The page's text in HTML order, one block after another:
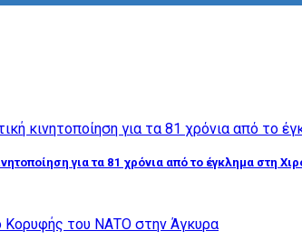
για τα 81 χρόνια από το έγκλημα στη